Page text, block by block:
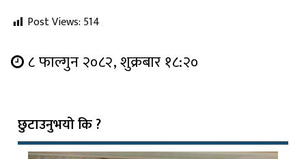
Post Views: 514
८ फाल्गुन २०८२, शुक्रबार १८:२०
छुटाउनुभयो कि ?